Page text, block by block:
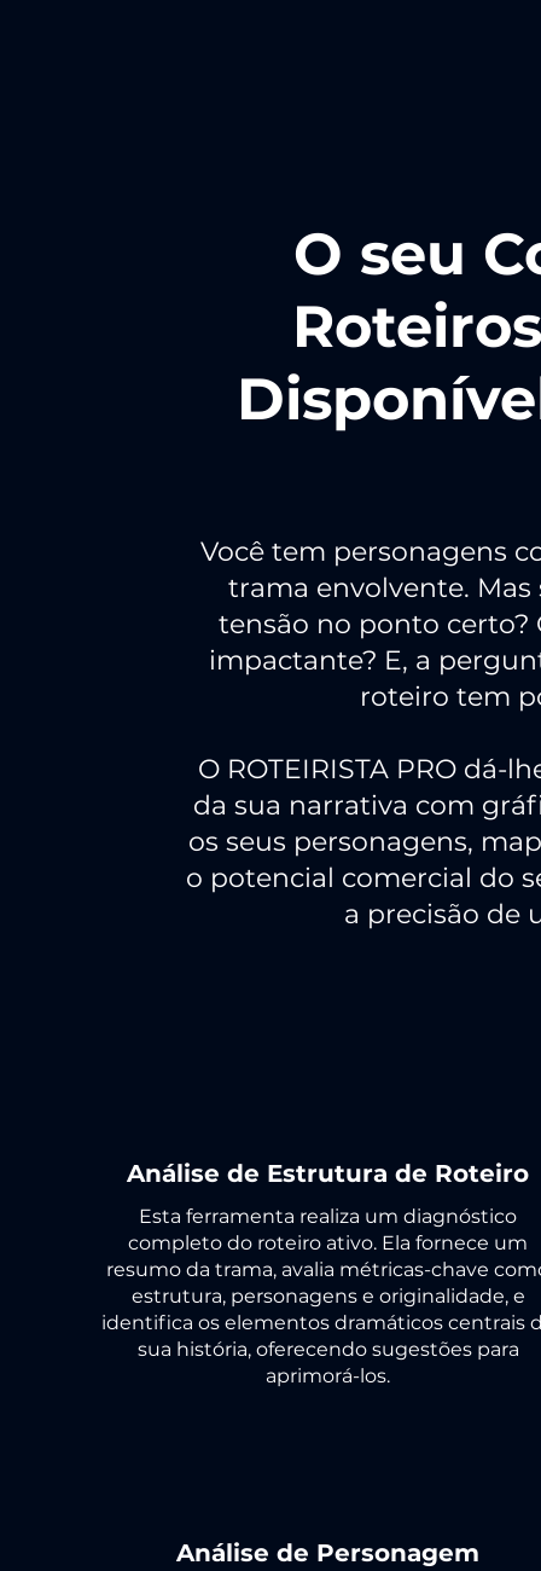
O seu
Você tem personagens
trama envolvente.
tensão no ponto certo?
impactante? E, a
roteiro tem
O ROTEIRISTA PRO dá-
da sua narrativa com
os seus personagens,
o potencial comercial do
a precisão de
Análise de Estrutura de Roteiro
Esta ferramenta realiza um diagnóstico
completo do roteiro ativo. Ela fornece um
resumo da trama, avalia métricas-chave
estrutura, personagens e originalidade, e
identifica os elementos dramáticos centrais
sua história, oferecendo sugestões para
aprimorá-los.
Análise de Personagem